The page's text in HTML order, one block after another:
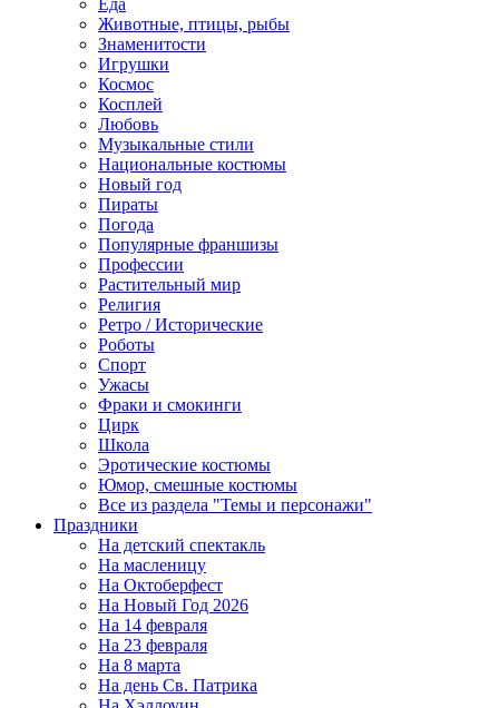
Еда
Животные, птицы, рыбы
Знаменитости
Игрушки
Космос
Косплей
Любовь
Музыкальные стили
Национальные костюмы
Новый год
Пираты
Погода
Популярные франшизы
Профессии
Растительный мир
Религия
Ретро / Исторические
Роботы
Спорт
Ужасы
Фраки и смокинги
Цирк
Школа
Эротические костюмы
Юмор, смешные костюмы
Все из раздела "Темы и персонажи"
Праздники
На детский спектакль
На масленицу
На Октоберфест
На Новый Год 2026
На 14 февраля
На 23 февраля
На 8 марта
На день Св. Патрика